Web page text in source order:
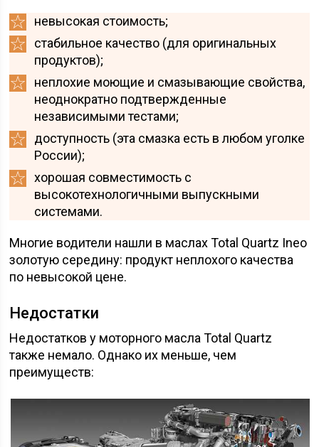
невысокая стоимость;
стабильное качество (для оригинальных
продуктов);
неплохие моющие и смазывающие свойства,
неоднократно подтвержденные
независимыми тестами;
доступность (эта смазка есть в любом уголке
России);
хорошая совместимость с
высокотехнологичными выпускными
системами.
Многие водители нашли в маслах Total Quartz Ineo
золотую середину: продукт неплохого качества
по невысокой цене.
Недостатки
Недостатков у моторного масла Total Quartz
также немало. Однако их меньше, чем
преимуществ: